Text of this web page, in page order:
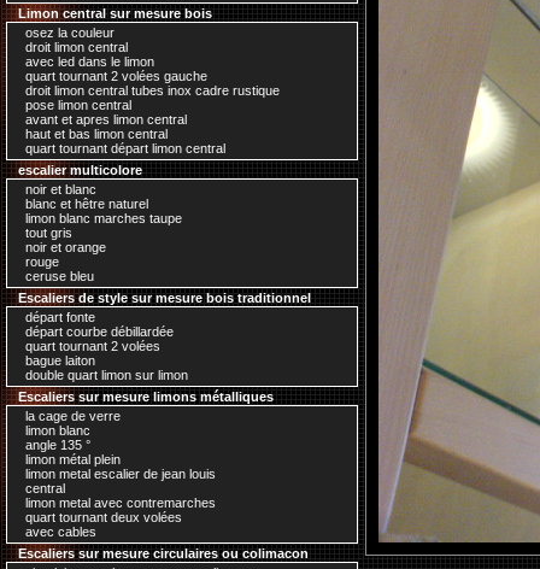
Limon central sur mesure bois
osez la couleur
droit limon central
avec led dans le limon
quart tournant 2 volées gauche
droit limon central tubes inox cadre rustique
pose limon central
avant et apres limon central
haut et bas limon central
quart tournant départ limon central
escalier multicolore
noir et blanc
blanc et hêtre naturel
limon blanc marches taupe
tout gris
noir et orange
rouge
ceruse bleu
Escaliers de style sur mesure bois traditionnel
départ fonte
départ courbe débillardée
quart tournant 2 volées
bague laiton
double quart limon sur limon
Escaliers sur mesure limons métalliques
la cage de verre
limon blanc
angle 135 °
limon métal plein
limon metal escalier de jean louis
central
limon metal avec contremarches
quart tournant deux volées
avec cables
Escaliers sur mesure circulaires ou colimacon